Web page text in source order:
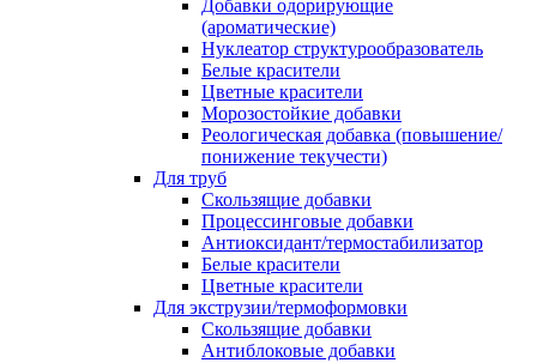
Добавки одорирующие
(ароматические)
Нуклеатор структурообразователь
Белые красители
Цветные красители
Морозостойкие добавки
Реологическая добавка (повышение/
понижение текучести)
Для труб
Скользящие добавки
Процессинговые добавки
Антиоксидант/термостабилизатор
Белые красители
Цветные красители
Для экструзии/термоформовки
Скользящие добавки
Антиблоковые добавки